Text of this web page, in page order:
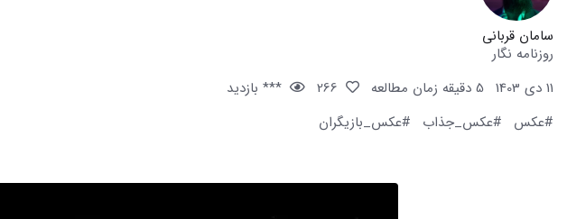
سامان قربانی
روزنامه نگار
11 دی 1403
5 دقیقه زمان مطالعه
*** بازدید
#عکس
#عکس_جذاب #عکس_بازیگران